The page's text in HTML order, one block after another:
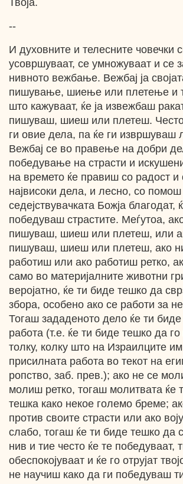
Твоја.
--
И духовните и телесните човечки
усовршуваат, се умножуваат и се
нивното вежбање. Вежбај ја
пишување, шиење или плетење и
што кажуваат, ќе ја извежбаш
пишуваш, шиеш или плетеш. Често
ги овие дела, па ќе ги извршуваш
Вежбај се во правење на добри
победување на страсти и
на времето ќе правиш со радост и
највисоки дела, и лесно, со
седејствувачката Божја благодат,
победуваш страстите. Меѓутоа,
пишуваш, шиеш или плетеш, или
пишуваш, шиеш или плетеш, ако
работиш или ако работиш ретко,
само во материјалните животни
веројатно, ќе ти биде тешко да
збора, особено ако се работи за
Тогаш зададеното дело ќе ти биде
работа (т.е. ќе ти биде тешко да
толку, колку што на Израилците
присилната работа во текот на
ропство, заб. прев.); ако не се
молиш ретко, тогаш молитвата ќе
тешка како некое големо бреме;
против своите страсти или ако
слабо, тогаш ќе ти биде тешко да
нив и тие често ќе те победуваат,
обеспокојуваат и ќе го отрујат
не научиш како да ги победуваш